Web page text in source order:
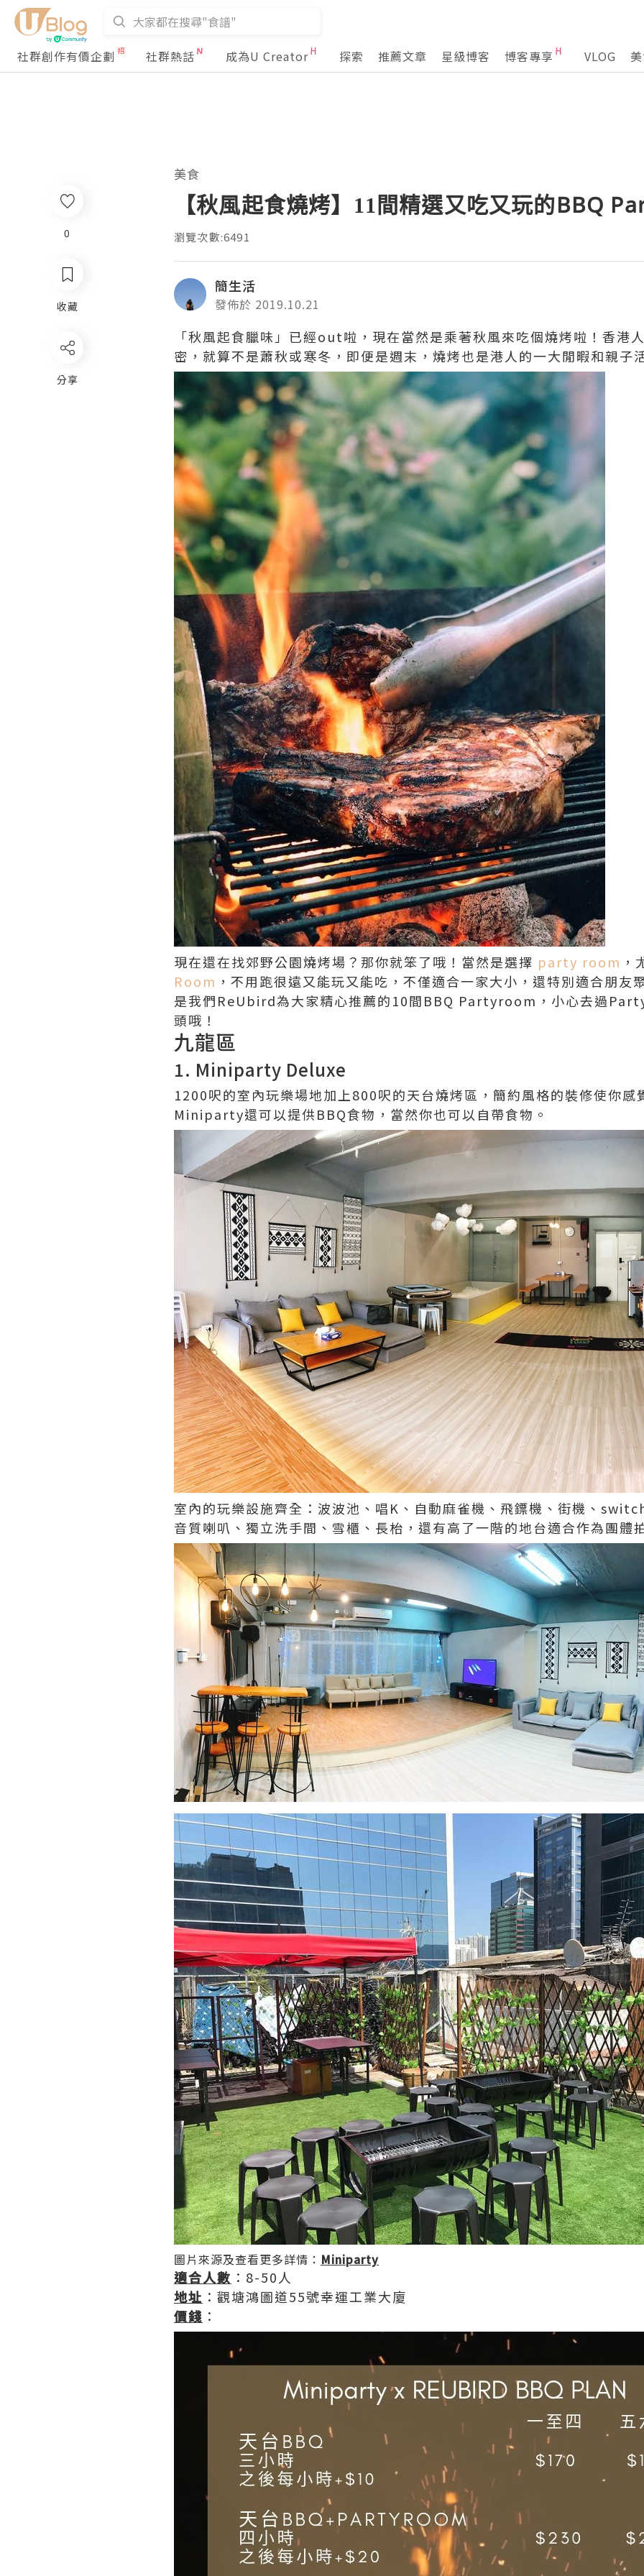
社群創作有價企劃
社群熱話 成為U Creator 探索 推薦文章 星級博客 博客專享 VLOG
0
收藏
分享
美食
【秋風起食燒烤】11間精選又吃又玩的BBQ
瀏覽次數:6491
簡生活
發佈於 2019.10.21
「秋風起食臘味」已經out啦，現在當然是乘著秋風來吃個燒烤啦！香港
密，就算不是蕭秋或寒冬，即便是週末，燒烤也是港人的一大閒暇和親子
現在還在找郊野公園燒烤場？那你就笨了哦！當然是選擇 party room ，
Room ，不用跑很遠又能玩又能吃，不僅適合一家大小，還特別適合朋友
是我們ReUbird為大家精心推薦的10間BBQ Partyroom，小心去過
頭哦！
九龍區
1. Miniparty Deluxe
1200呎的室內玩樂場地加上800呎的天台燒烤區，簡約風格的裝修使你感
Miniparty還可以提供BBQ食物，當然你也可以自帶食物。
室內的玩樂設施齊全：波波池、唱K、自動麻雀機、飛鏢機、街機、
音質喇叭、獨立洗手間、雪櫃、長枱，還有高了一階的地台適合作為團體
圖片來源及查看更多詳情： Miniparty
適合人數 ：8-50人
地址 ：觀塘鴻圖道55號幸運工業大廈
價錢 ：